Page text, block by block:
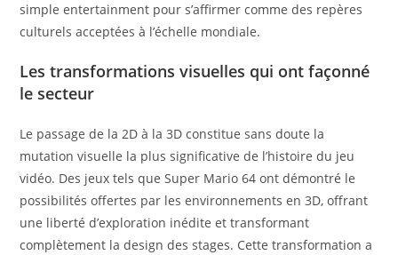
simple entertainment pour s’affirmer comme des repères
culturels acceptées à l’échelle mondiale.
Les transformations visuelles qui ont façonné
le secteur
Le passage de la 2D à la 3D constitue sans doute la
mutation visuelle la plus significative de l’histoire du jeu
vidéo. Des jeux tels que Super Mario 64 ont démontré le
possibilités offertes par les environnements en 3D, offrant
une liberté d’exploration inédite et transformant
complètement la design des stages. Cette transformation a